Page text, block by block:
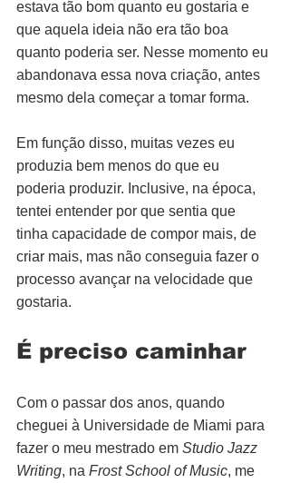
estava tão bom quanto eu gostaria e
que aquela ideia não era tão boa
quanto poderia ser. Nesse momento eu
abandonava essa nova criação, antes
mesmo dela começar a tomar forma.
Em função disso, muitas vezes eu
produzia bem menos do que eu
poderia produzir. Inclusive, na época,
tentei entender por que sentia que
tinha capacidade de compor mais, de
criar mais, mas não conseguia fazer o
processo avançar na velocidade que
gostaria.
É preciso caminhar
Com o passar dos anos, quando
cheguei à Universidade de Miami para
fazer o meu mestrado em Studio Jazz
Writing, na Frost School of Music, me